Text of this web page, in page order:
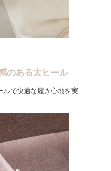
のある太ヒール
ルで快適な履き心地を実